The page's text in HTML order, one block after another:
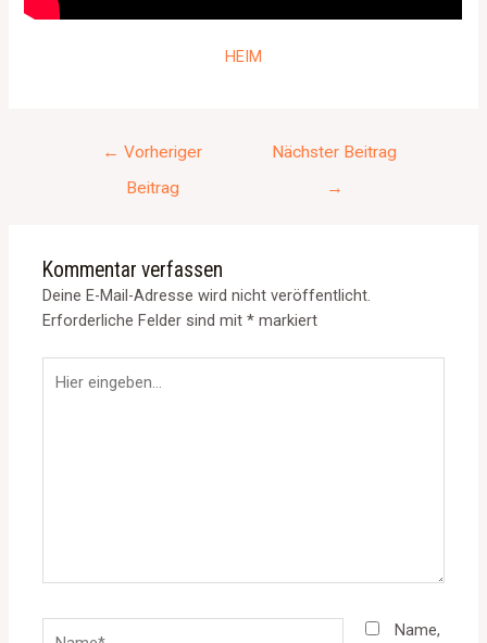
HEIM
← Vorheriger
Beitrag
Nächster Beitrag
→
Kommentar verfassen
Deine E-Mail-Adresse wird nicht veröffentlicht.
Erforderliche Felder sind mit* markiert
eingeben…
Name,